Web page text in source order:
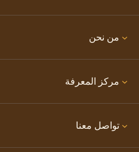
من نحن
مركز المعرفة
تواصل معنا